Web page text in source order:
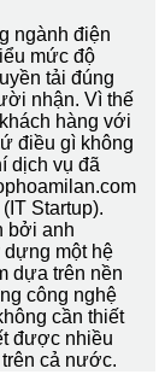
ngành điện
mức độ
tải đúng
nhận. Vì thế
hàng với
điều gì không
dịch vụ đã
Startup).
bởi anh
dựng một hệ
dựa trên nền
công nghệ
cần thiết
được nhiều
cả nước.